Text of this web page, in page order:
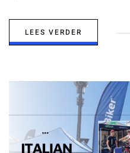
LEES VERDER